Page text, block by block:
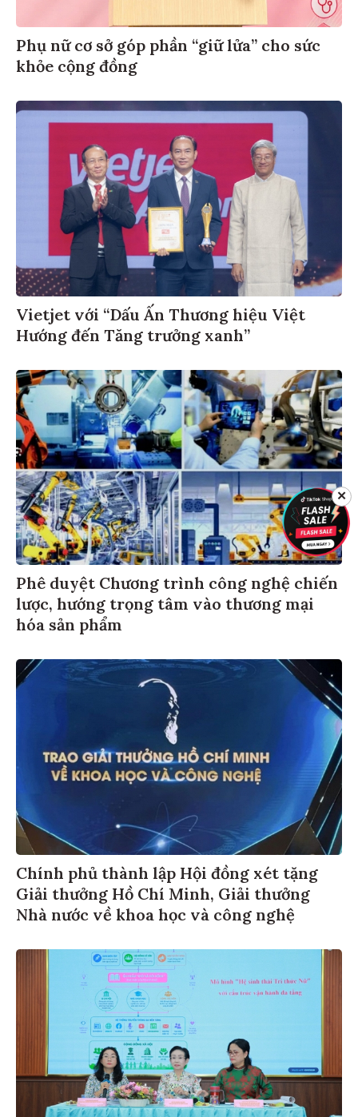
Phụ nữ cơ sở góp phần “giữ lửa” cho sức
khỏe cộng đồng
Vietjet với “Dấu Ấn Thương hiệu Việt
Hướng đến Tăng trưởng xanh”
Phê duyệt Chương trình công nghệ chiến
lược, hướng trọng tâm vào thương mại
hóa sản phẩm
Chính phủ thành lập Hội đồng xét tặng
Giải thưởng Hồ Chí Minh, Giải thưởng
Nhà nước về khoa học và công nghệ
✕